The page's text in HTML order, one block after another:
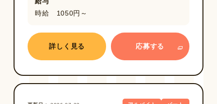
時給 1050円～
詳しく見る 応募する